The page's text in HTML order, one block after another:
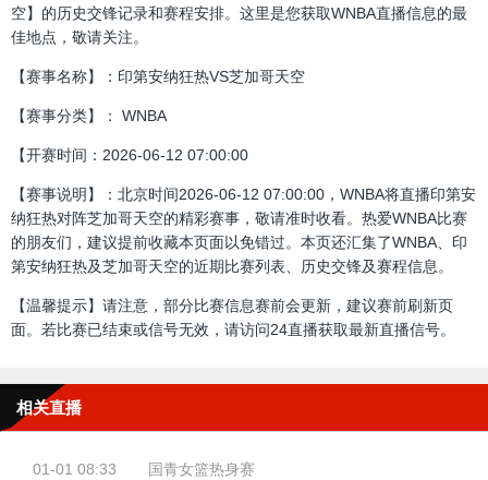
空】的历史交锋记录和赛程安排。这里是您获取WNBA直播信息的最
佳地点，敬请关注。
【赛事名称】：印第安纳狂热VS芝加哥天空
【赛事分类】： WNBA
【开赛时间：2026-06-12 07:00:00
【赛事说明】：北京时间2026-06-12 07:00:00，WNBA将直播印第安
纳狂热对阵芝加哥天空的精彩赛事，敬请准时收看。热爱WNBA比赛
的朋友们，建议提前收藏本页面以免错过。本页还汇集了WNBA、印
第安纳狂热及芝加哥天空的近期比赛列表、历史交锋及赛程信息。
【温馨提示】请注意，部分比赛信息赛前会更新，建议赛前刷新页
面。若比赛已结束或信号无效，请访问24直播获取最新直播信号。
相关直播
01-01 08:33
国青女篮热身赛